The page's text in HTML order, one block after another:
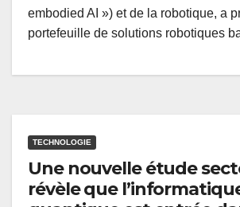
embodied AI ») et de la robotique, a
portefeuille de solutions robotiques
TECHNOLOGIE
Une nouvelle étude
révèle que